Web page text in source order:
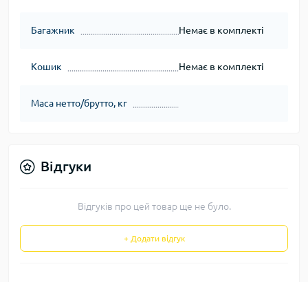
Багажник Немає в комплекті
Кошик Немає в комплекті
Маса нетто/брутто, кг
Відгуки
Відгуків про цей товар ще не було.
+ Додати відгук